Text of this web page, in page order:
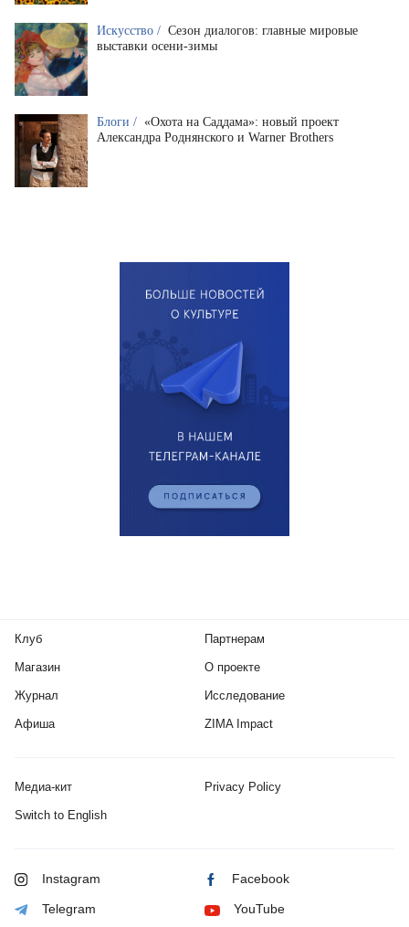
Искусство / Сезон диалогов: главные мировые
выставки осени-зимы
Блоги / «Охота на Саддама»: новый проект
Александра Роднянского и Warner Brothers
Клуб
Магазин
Журнал
Афиша
Партнерам
О проекте
Исследование
ZIMA Impact
Медиа-кит Privacy Policy
Switch to English
Instagram Facebook
Telegram YouTube